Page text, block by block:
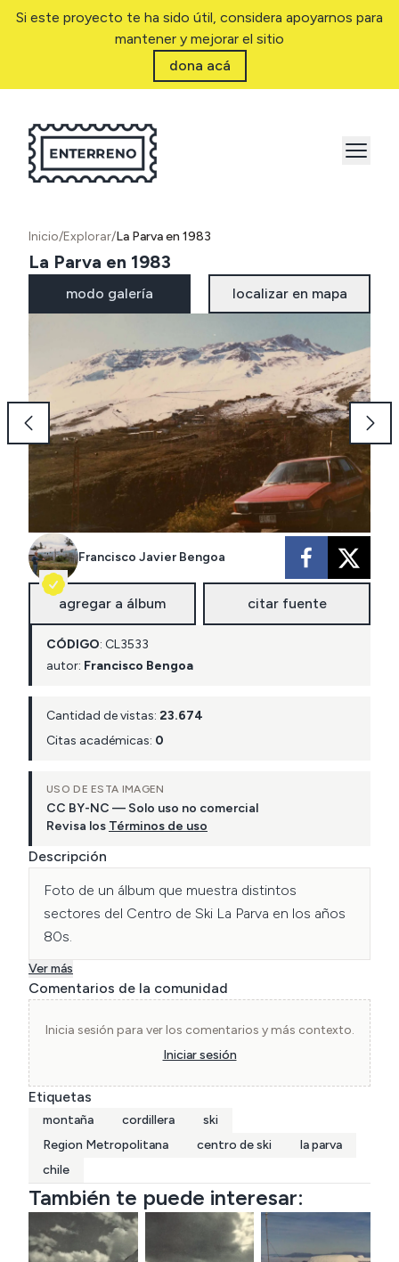
Si este proyecto te ha sido útil, considera apoyarnos para
mantener y mejorar el sitio
dona acá
Inicio/Explorar/La Parva en 1983
La Parva en 1983
modo galería localizar en mapa
Francisco Javier Bengoa
agregar a álbum citar fuente
CÓDIGO: CL3533
autor: Francisco Bengoa
Cantidad de vistas: 23.674
Citas académicas: 0
USO DE ESTA IMAGEN
CC BY-NC — Solo uso no comercial
Revisa los Términos de uso
Descripción
Foto de un álbum que muestra distintos
sectores del Centro de Ski La Parva en los años
80s.
Ver más
Comentarios de la comunidad
Inicia sesión para ver los comentarios y más contexto.
Iniciar sesión
Etiquetas
montaña cordillera
ski
Region Metropolitana
centro de ski
la parva
chile
También te puede interesar: